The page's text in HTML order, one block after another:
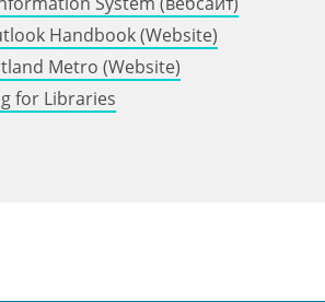
Handbook (Website)
Metro (Website)
for Libraries